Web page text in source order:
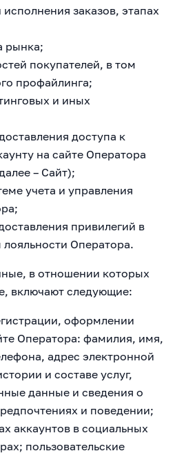
заказов, этапах
рынка;
покупателей, в том
профайлинга;
и иных
доступа к
на сайте Оператора
– Сайт);
учета и управления
привилегий в
Оператора.
в отношении которых
включают следующие:
оформлении
Оператора: фамилия, имя,
адрес электронной
и составе услуг,
данные и сведения о
и поведении;
аккаунтов в социальных
пользовательские